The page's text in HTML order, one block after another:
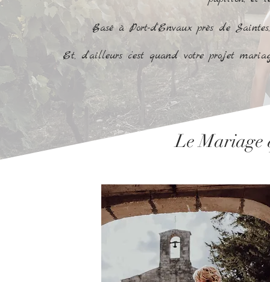
Basé à Port-d'Envaux près de
Et, d’ailleurs c’est quand votre projet
Le Mariage